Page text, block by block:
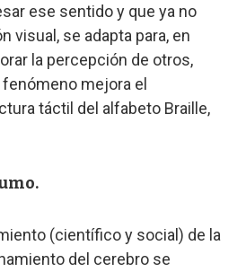
ese sentido y que ya no
visual, se adapta para, en
la percepción de otros,
mejora el
táctil del alfabeto Braille,
(científico y social) de la
del cerebro se